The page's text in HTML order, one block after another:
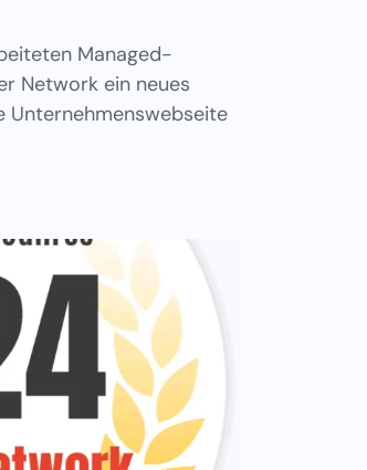
Managed-
Network ein neues
Unternehmenswebseite